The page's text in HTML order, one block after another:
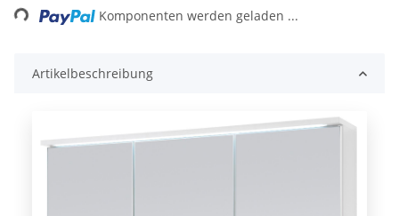
Komponenten werden geladen ...
Artikelbeschreibung